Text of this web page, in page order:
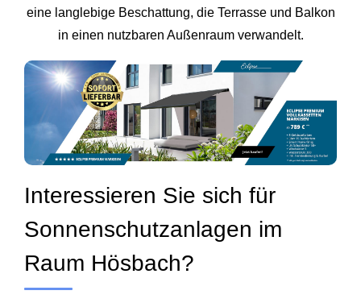
eine langlebige Beschattung, die Terrasse und Balkon
in einen nutzbaren Außenraum verwandelt.
Interessieren Sie sich für
Sonnenschutzanlagen im
Raum Hösbach?